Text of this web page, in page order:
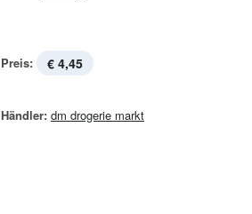
Preis: € 4,45
Händler: dm drogerie markt